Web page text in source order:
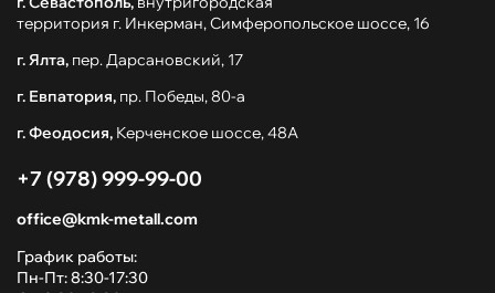
территория г. Инкерман, Симферопольское шоссе, 16
г. Ялта, пер. Дарсановский, 17
г. Евпатория, пр. Победы, 80-а
г. Феодосия, Керченское шоссе, 48А
+7 (978) 999-99-00
office@kmk-metall.com
График работы:
Пн-Пт: 8:30-17:30